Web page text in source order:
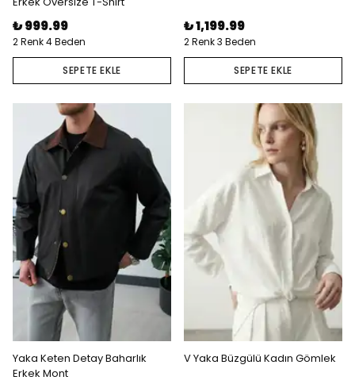
₺ 999.99
2 Renk 4 Beden
SEPETE EKLE
₺ 1,199.99
2 Renk 3 Beden
SEPETE EKLE
Yaka Keten Detay Baharlık
Erkek Mont
V Yaka Büzgülü Kadın Gömlek